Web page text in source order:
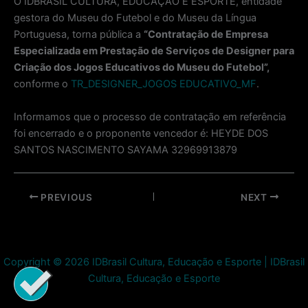
gestora do Museu do Futebol e do Museu da Língua
Portuguesa, torna pública a “Contratação de Empresa
Especializada em Prestação de Serviços de Designer para
Criação dos Jogos Educativos do Museu do Futebol”,
conforme o TR_DESIGNER_JOGOS EDUCATIVO_MF.
Informamos que o processo de contratação em referência
foi encerrado e o proponente vencedor é: HEYDE DOS
SANTOS NASCIMENTO SAYAMA 32969913879
Post
PREVIOUS NEXT
Copyright © 2026 IDBrasil Cultura, Educação e Esporte | IDBrasil
Cultura, Educação e Esporte